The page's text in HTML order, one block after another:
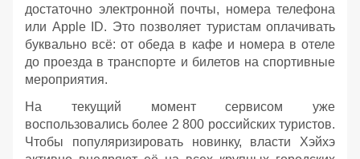
достаточно электронной почты, номера телефона
или Apple ID. Это позволяет туристам оплачивать
буквально всё: от обеда в кафе и номера в отеле
до проезда в транспорте и билетов на спортивные
мероприятия.
На текущий момент сервисом уже
воспользовались более 2 800 российских туристов.
Чтобы популяризировать новинку, власти Хэйхэ